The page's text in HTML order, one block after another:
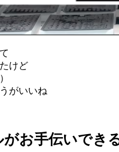
けど
がいいね
お手伝いでき